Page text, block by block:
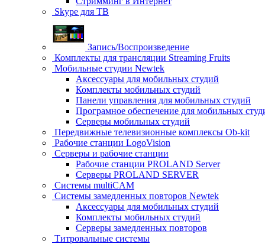
Skype для ТВ
Запись/Воспроизведение
Комплекты для трансляции Streaming Fruits
Мобильные студии Newtek
Аксессуары для мобильных студий
Комплекты мобильных студий
Панели управления для мобильных студий
Програмное обеспечение для мобильных
Серверы мобильных студий
Передвижные телевизионные комплексы Ob-kit
Рабочие станции LogoVision
Серверы и рабочие станции
Рабочие станции PROLAND Server
Серверы PROLAND SERVER
Системы multiCAM
Системы замедленных повторов Newtek
Аксессуары для мобильных студий
Комплекты мобильных студий
Серверы замедленных повторов
Титровальные системы